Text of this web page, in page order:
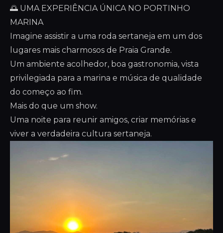
🌅 UMA EXPERIÊNCIA ÚNICA NO PORTINHO
MARINA
Imagine assistir a uma roda sertaneja em um dos
lugares mais charmosos de Praia Grande.
Um ambiente acolhedor, boa gastronomia, vista
privilegiada para a marina e música de qualidade
do começo ao fim.
Mais do que um show.
Uma noite para reunir amigos, criar memórias e
viver a verdadeira cultura sertaneja.